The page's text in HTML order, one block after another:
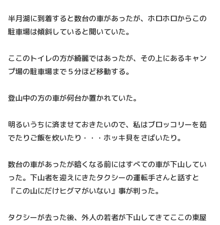
半月湖に到着すると数台の車があったが、ホロホロからこの
駐車場は傾斜していると聞いていた。
ここのトイレの方が綺麗ではあったが、その上にあるキャン
プ場の駐車場まで５分ほど移動する。
登山中の方の車が何台か置かれていた。
明るいうちに済ませておきたいので、私はブロッコリーを茹
でたりご飯を炊いたり・・・ホッキ貝をさばいたり。
数台の車があったが暗くなる前にはすべての車が下山してい
った。下山者を迎えにきたタクシーの運転手さんと話すと
『この山にだけヒグマがいない』事が判った。
タクシーが去った後、外人の若者が下山してきてここの東屋